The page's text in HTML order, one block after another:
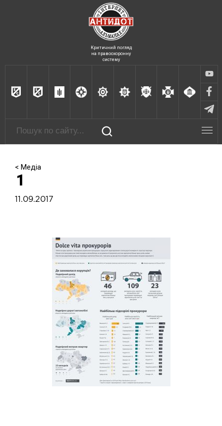
Критичний погляд
на правоохоронну
систему
< Медіа
1
11.09.2017